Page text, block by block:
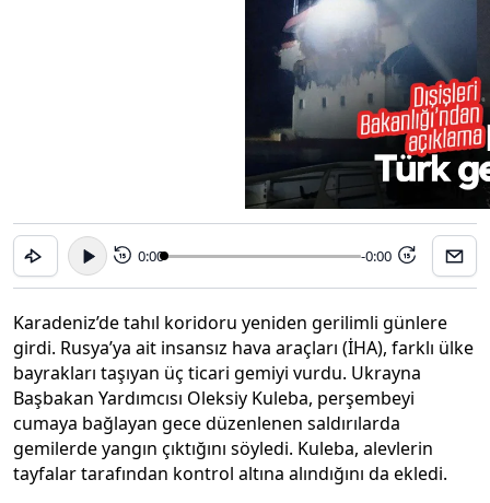
15 0:00 -0:00 15
Karadeniz’de tahıl koridoru yeniden gerilimli günlere
girdi. Rusya’ya ait insansız hava araçları (İHA), farklı ülke
bayrakları taşıyan üç ticari gemiyi vurdu. Ukrayna
Başbakan Yardımcısı Oleksiy Kuleba, perşembeyi
cumaya bağlayan gece düzenlenen saldırılarda
gemilerde yangın çıktığını söyledi. Kuleba, alevlerin
tayfalar tarafından kontrol altına alındığını da ekledi.